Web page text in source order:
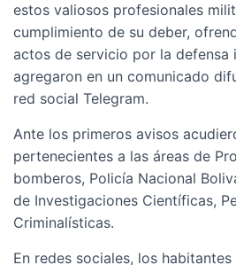
estos valiosos profesionales
cumplimiento de su deber,
actos de servicio por la defensa
agregaron en un comunicado
red social Telegram.
Ante los primeros avisos
pertenecientes a las áreas de
bomberos, Policía Nacional
de Investigaciones Científicas,
Criminalísticas.
En redes sociales, los